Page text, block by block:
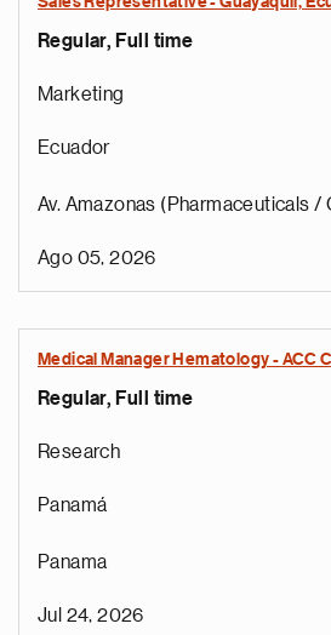
Regular, Full time
Marketing
Ecuador
Av. Amazonas (Pharmaceuticals /
Ago 05, 2026
Medical Manager Hematology - ACC
Regular, Full time
Research
Panamá
Panama
Jul 24, 2026